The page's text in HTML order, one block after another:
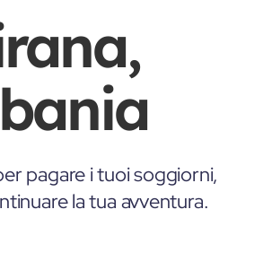
pagare i tuoi soggiorni,
la tua avventura.